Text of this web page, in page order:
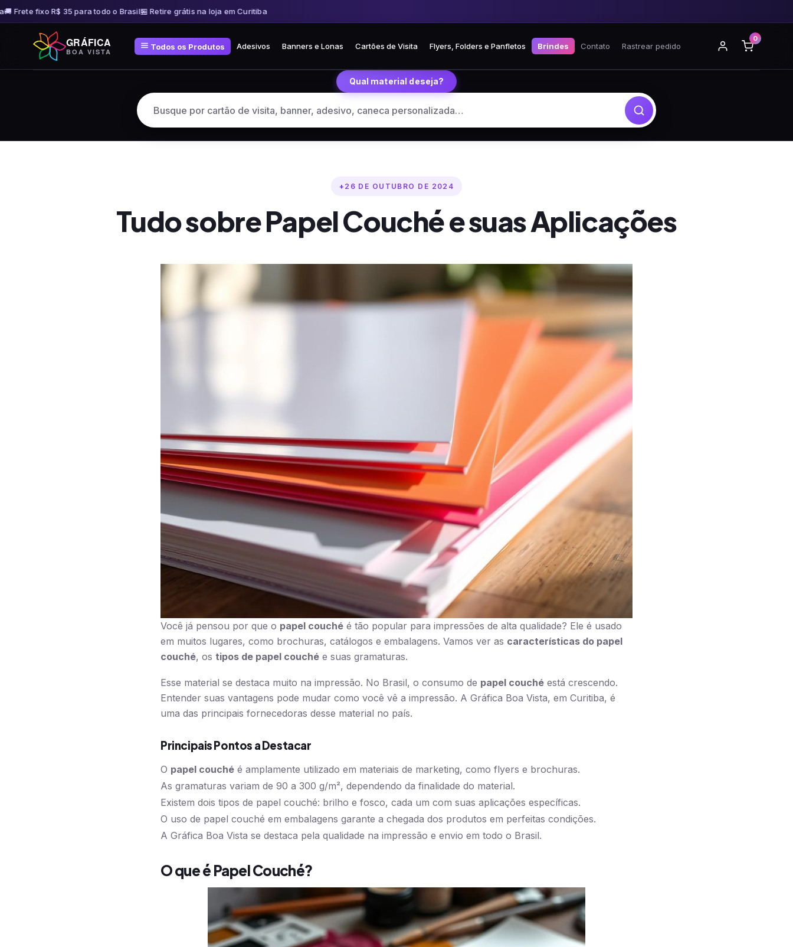
fixo R$ 35 para todo o Brasil🏪 Retire grátis na loja em Curitiba🚚 Frete fixo R$ 35 para todo o Brasil
conteúdo
GRÁFICA
BOA VISTA
Todos os Produtos Adesivos Banners e Lonas Cartões de Visita Flyers, Folders e Panfletos Brindes Contato Rastrear pedido
0
Qual material deseja?
26 DE OUTUBRO DE 2024
Tudo sobre Papel Couché e suas Aplicações
Você já pensou por que o papel couché é tão popular para impressões de alta qualidade? Ele é usado
em muitos lugares, como brochuras, catálogos e embalagens. Vamos ver as características do papel
couché, os tipos de papel couché e suas gramaturas.
Esse material se destaca muito na impressão. No Brasil, o consumo de papel couché está crescendo.
Entender suas vantagens pode mudar como você vê a impressão. A Gráfica Boa Vista, em Curitiba, é
uma das principais fornecedoras desse material no país.
Principais Pontos a Destacar
O papel couché é amplamente utilizado em materiais de marketing, como flyers e brochuras.
As gramaturas variam de 90 a 300 g/m², dependendo da finalidade do material.
Existem dois tipos de papel couché: brilho e fosco, cada um com suas aplicações específicas.
O uso de papel couché em embalagens garante a chegada dos produtos em perfeitas condições.
A Gráfica Boa Vista se destaca pela qualidade na impressão e envio em todo o Brasil.
O que é Papel Couché?